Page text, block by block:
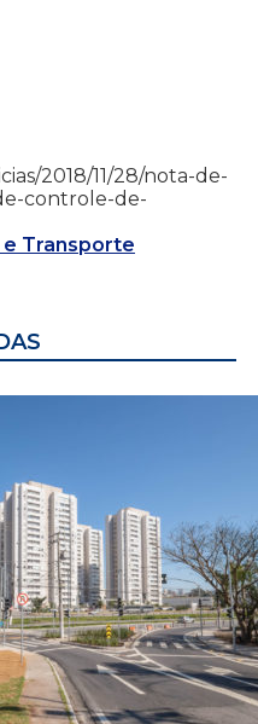
2018/11/28/nota-de-
controle-de-
Transporte